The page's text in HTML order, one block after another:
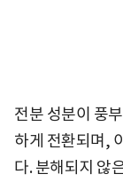
전분 성분이 풍
하게 전환되며,
다. 분해되지 않